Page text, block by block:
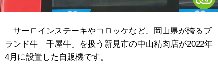
サーロインステーキやコロッケなど。岡山県が誇るブ
ランド牛「千屋牛」を扱う新見市の中山精肉店が2022年
4月に設置した自販機です。